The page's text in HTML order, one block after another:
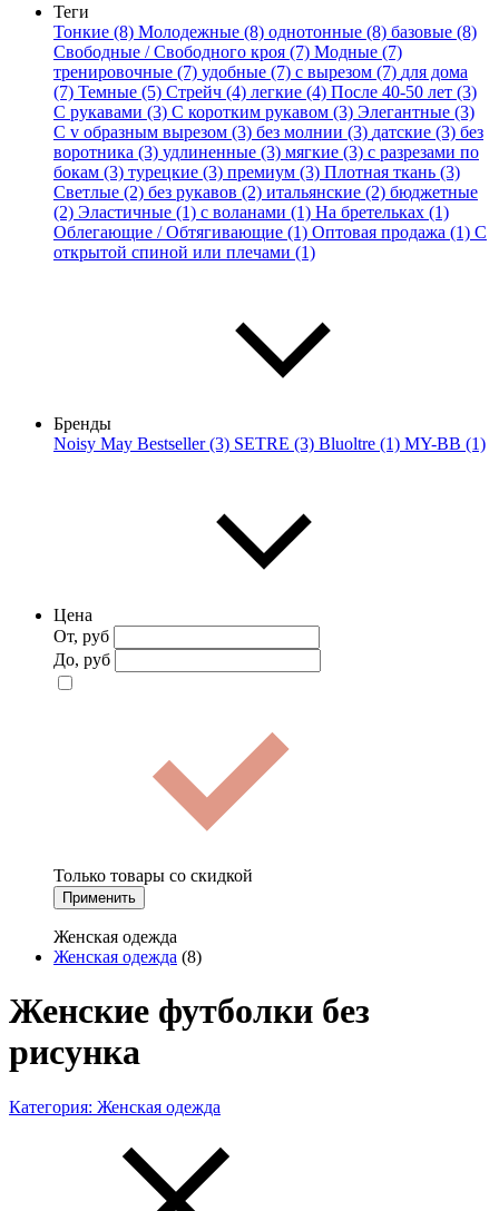
Теги
Тонкие (8) Молодежные (8) однотонные (8) базовые (8)
Свободные / Свободного кроя (7) Модные (7)
тренировочные (7) удобные (7) с вырезом (7) для дома
(7) Темные (5) Стрейч (4) легкие (4) После 40-50 лет (3)
С рукавами (3) С коротким рукавом (3) Элегантные (3)
С v образным вырезом (3) без молнии (3) датские (3) без
воротника (3) удлиненные (3) мягкие (3) с разрезами по
бокам (3) турецкие (3) премиум (3) Плотная ткань (3)
Светлые (2) без рукавов (2) итальянские (2) бюджетные
(2) Эластичные (1) с воланами (1) На бретельках (1)
Облегающие / Обтягивающие (1) Оптовая продажа (1) С
открытой спиной или плечами (1)
Бренды
Noisy May Bestseller (3) SETRE (3) Bluoltre (1) MY-BB (1)
Цена
От, руб
До, руб
Только товары со скидкой
Применить
Женская одежда
Женская одежда (8)
Женские футболки без
рисунка
Категория: Женская одежда